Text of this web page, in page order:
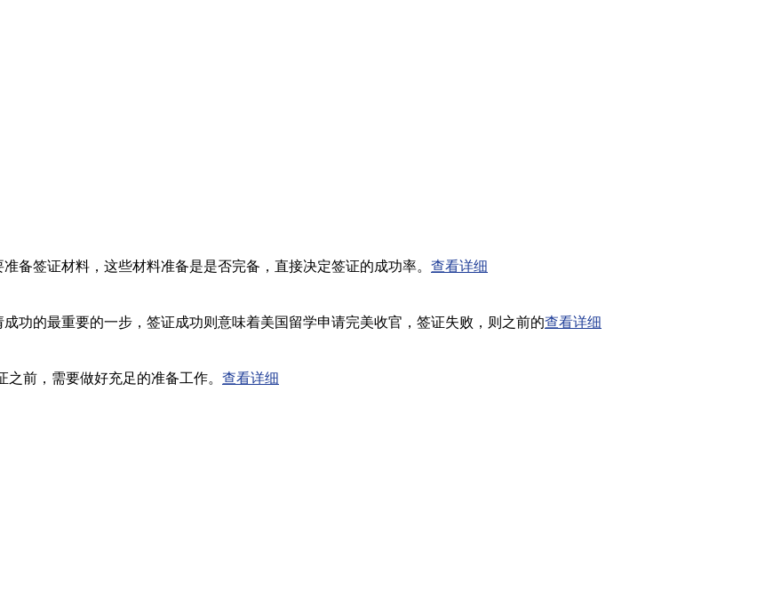
备签证材料，这些材料准备是是否完备，直接决定签证的成功率。 查看详细
的最重要的一步，签证成功则意味着美国留学申请完美收官，签证失败，则之前的查看详细
，需要做好充足的准备工作。 查看详细